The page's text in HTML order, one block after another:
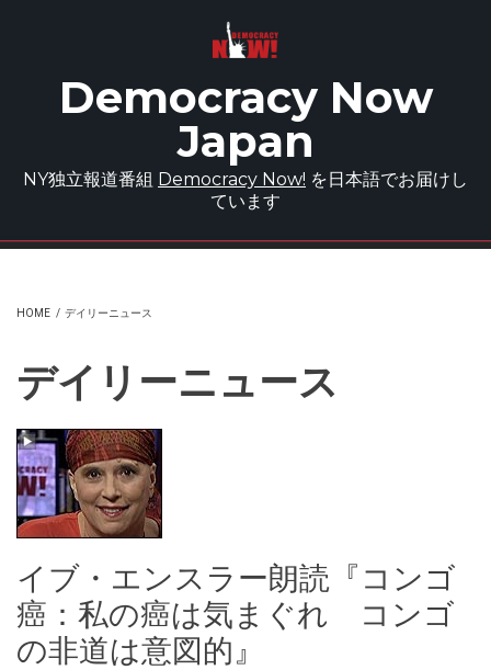
Democracy Now
Japan
NY独立報道番組 Democracy Now! を日本語でお届けし
ています
HOME / デイリーニュース
デイリーニュース
イブ・エンスラー朗読『コンゴ
癌：私の癌は気まぐれ コンゴ
の非道は意図的』